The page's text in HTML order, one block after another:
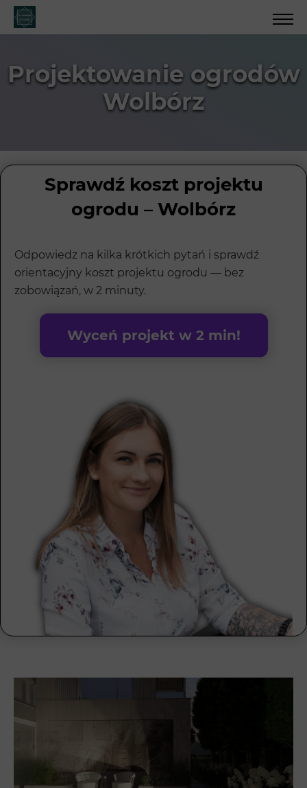
Projektowanie ogrodów
Wolbórz
Sprawdź koszt projektu
ogrodu – Wolbórz
Odpowiedz na kilka krótkich pytań i sprawdź
orientacyjny koszt projektu ogrodu — bez
zobowiązań, w 2 minuty.
Wyceń projekt w 2 min!